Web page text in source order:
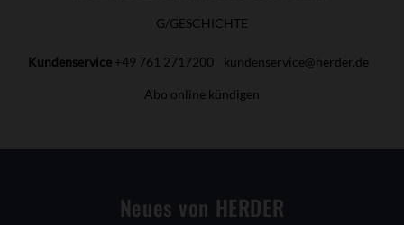
G/GESCHICHTE
Kundenservice +49 761 2717200 kundenservice@herder.de
Abo online kündigen
Neues von HERDER